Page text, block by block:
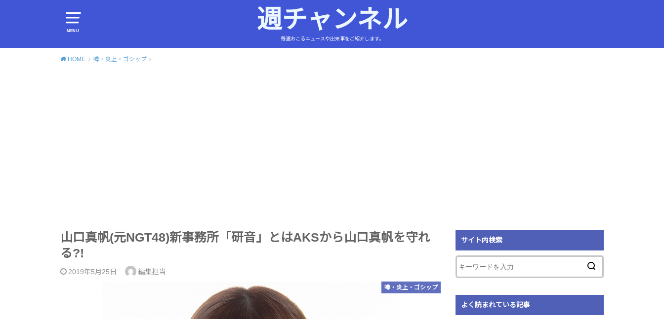
MENU 週チャンネル
毎週おこるニュースや出来事をご紹介します。
HOME 噂・炎上・ゴシップ
山口真帆(元NGT48)新事務所「研音」とはAKSから山口真帆を守れ
る?!
2019年5月25日 編集担当
噂・炎上・ゴシップ
サイト内検索
よく読まれている記事